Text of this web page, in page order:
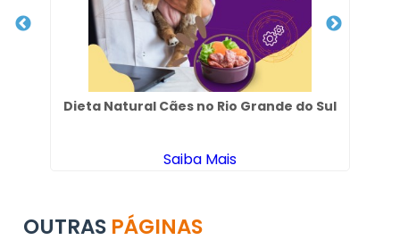
Dieta Natural Cães no Rio Grande do Sul
Saiba Mais
OUTRAS PÁGINAS